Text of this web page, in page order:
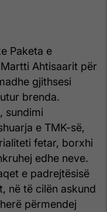
Paketa e
Ahtisaarit për
gjithsesi
brenda.
sundimi
e TMK-së,
fetar, borxhi
edhe neve.
e padrejtësisë
në të cilën askund
përmendej